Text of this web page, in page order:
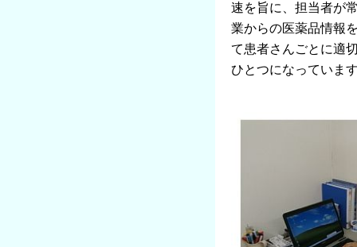
速を旨に、担当者が
業からの医薬品情報
て患者さんごとに適
ひとつになっていま